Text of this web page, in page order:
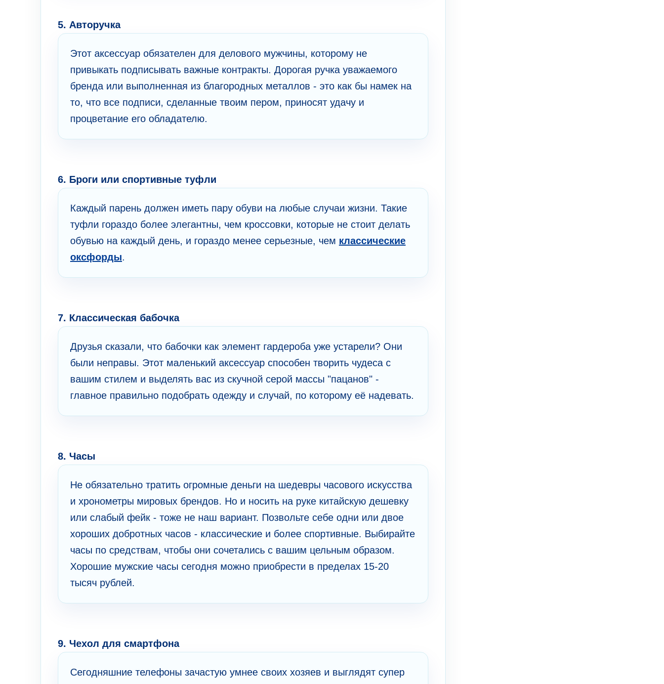
5. Авторучка
Этот аксессуар обязателен для делового мужчины, которому не
привыкать подписывать важные контракты. Дорогая ручка уважаемого
бренда или выполненная из благородных металлов - это как бы намек на
то, что все подписи, сделанные твоим пером, приносят удачу и
процветание его обладателю.
6. Броги или спортивные туфли
Каждый парень должен иметь пару обуви на любые случаи жизни. Такие
туфли гораздо более элегантны, чем кроссовки, которые не стоит делать
обувью на каждый день, и гораздо менее серьезные, чем классические
оксфорды.
7. Классическая бабочка
Друзья сказали, что бабочки как элемент гардероба уже устарели? Они
были неправы. Этот маленький аксессуар способен творить чудеса с
вашим стилем и выделять вас из скучной серой массы "пацанов" -
главное правильно подобрать одежду и случай, по которому её надевать.
8. Часы
Не обязательно тратить огромные деньги на шедевры часового искусства
и хронометры мировых брендов. Но и носить на руке китайскую дешевку
или слабый фейк - тоже не наш вариант. Позвольте себе одни или двое
хороших добротных часов - классические и более спортивные. Выбирайте
часы по средствам, чтобы они сочетались с вашим цельным образом.
Хорошие мужские часы сегодня можно приобрести в пределах 15-20
тысяч рублей.
9. Чехол для смартфона
Сегодняшние телефоны зачастую умнее своих хозяев и выглядят супер